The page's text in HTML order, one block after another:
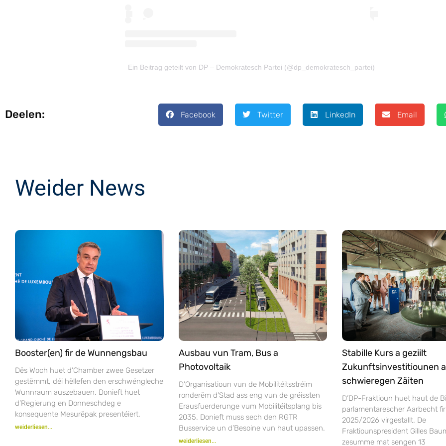
Ein Beitrag geteilt von DP – Demokratesch Partei (@dp_demokratesch_partei)
Deelen: Facebook Twitter LinkedIn Email
Weider News
Booster(en) fir de Wunnengsbau
Dës Woch huet d’Chamber zwee Gesetzer
gestëmmt, déi hëllefen den erschwéngleche
Wunnraum auszebauen. Donieft huet
d’Regierung en Donneschdeg e
konsequente Mesurëpak presentéiert.
weiderliesen...
Ausbau vun Tram, Bus a
Photovoltaik
D’Organisatioun vun de Mobilitéitsstréim
ronderëm d’Stad ass eng vun de gréissten
Erausfuerderunge vum Mobilitéitsplang bis
2035. Donieft muss sech den RGTR
Busservice un d’Besoine vun haut upassen.
weiderliesen...
Stabille Kurs a geziilt
Zukunftsinvestitiounen a
schwieregen Zäiten
D’DP-Fraktioun huet haut de
parlamentarescher Aarbecht fir
2025/2026 virgestallt. De
Fraktiounspresident Gilles
zesumme mat sengen 13